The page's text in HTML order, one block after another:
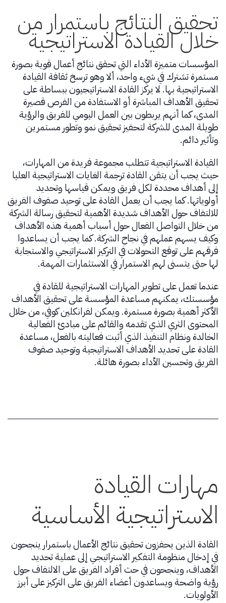
تحقيق النتائج باستمرار من
خلال القيادة الاستراتيجية
المؤسسات متميزة الأداء التي تحقق نتائج أعمال قوية بصورة
مستمرة تشترك في شيء واحد، ألا وهو ترسخ ثقافة القيادة
الاستراتيجية بها. لا يركز القادة الاستراتيجيون ببساطة على
تحقيق الأهداف المباشرة أو الاستفادة من الفرص قصيرة
المدى، كما أنهم يربطون بين العمل اليومي للفريق والرؤية
طويلة المدى للشركة لتحفيز تحقيق نمو وتطور مستمرين
وتأثير دائم.
القيادة الاستراتيجية تتطلب مجموعة فريدة من المهارات،
حيث يجب أن يتقن القادة ترجمة الغايات الاستراتيجية العليا
إلى أهداف محددة لكل فريق ويمكن قياسها وتحديد
أولوياتها. كما يجب أن يعمل القادة على توحيد صفوف الفريق
للالتفاف حول الأهداف شديدة الأهمية لتحقيق رسالة الشركة
من خلال التواصل الفعال حول أسباب أهمية هذه الأهداف
وكيف يسهم عملهم في نجاح الشركة. كما يجب أن يساعدوا
فرقهم على توقع التحولات في التركيز الاستراتيجي والاستجابة
لها حتى يتسنى لهم الاستمرار في الاستثمارات المهمة.
عندما تعمل على تطوير المهارات الاستراتيجية للقادة في
مؤسستك، يمكنهم مساعدة المؤسسة على تحقيق الأهداف
الأكثر أهمية بصورة مستمرة. ويمكن لفرانكلين كوفي، من خلال
المحتوى الثري الذي تقدمه والقائم على مبادئ الفعالية
الخالدة ونظام التنفيذ الذي أثبت فعاليته بالفعل، مساعدة
القادة على تحديد الأهداف الاستراتيجية وتوحيد صفوف
الفريق وتحسين الأداء بصورة هائلة.
مهارات القيادة
الاستراتيجية الأساسية
القادة الذين يحفزون تحقيق نتائج الأعمال باستمرار ينجحون
في إدخال منظومة التفكير الاستراتيجي إلى عملية تحديد
الأهداف، وينجحون في حث أفراد الفريق على الالتفاف حول
رؤية واضحة ويساعدون أعضاء الفريق على التركيز على أبرز
الأولويات.